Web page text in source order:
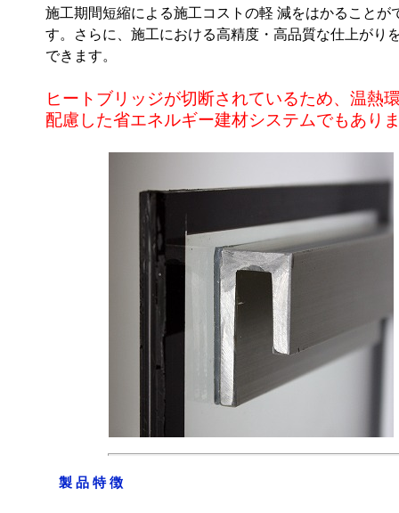
施工期間短縮による施工コストの軽 減をはかることが
す。さらに、施工における高精度・高品質な仕上がり
できます。
ヒートブリッジが切断されているため、温熱
配慮した省エネルギー建材システムでもあり
製 品 特 徴